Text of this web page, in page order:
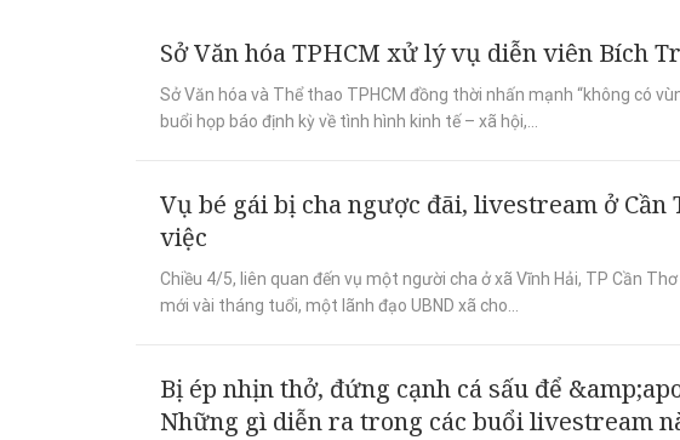
Sở Văn hóa TPHCM xử lý vụ diễn viên Bích
Sở Văn hóa và Thể thao TPHCM đồng thời nhấn mạnh “không có
buổi họp báo định kỳ về tình hình kinh tế – xã hội,...
Vụ bé gái bị cha ngược đãi, livestream ở Cần
việc
Chiều 4/5, liên quan đến vụ một người cha ở xã Vĩnh Hải, TP Cần
mới vài tháng tuổi, một lãnh đạo UBND xã cho...
Bị ép nhịn thở, đứng cạnh cá sấu để
Những gì diễn ra trong các buổi livestream